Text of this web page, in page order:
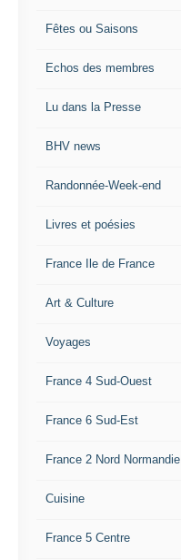
Fêtes ou Saisons
Echos des membres
Lu dans la Presse
BHV news
Randonnée-Week-end
Livres et poésies
France Ile de France
Art & Culture
Voyages
France 4 Sud-Ouest
France 6 Sud-Est
France 2 Nord Normandie
Cuisine
France 5 Centre